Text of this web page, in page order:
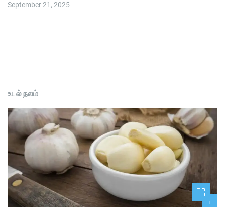
September 21, 2025
உடல் நலம்
1